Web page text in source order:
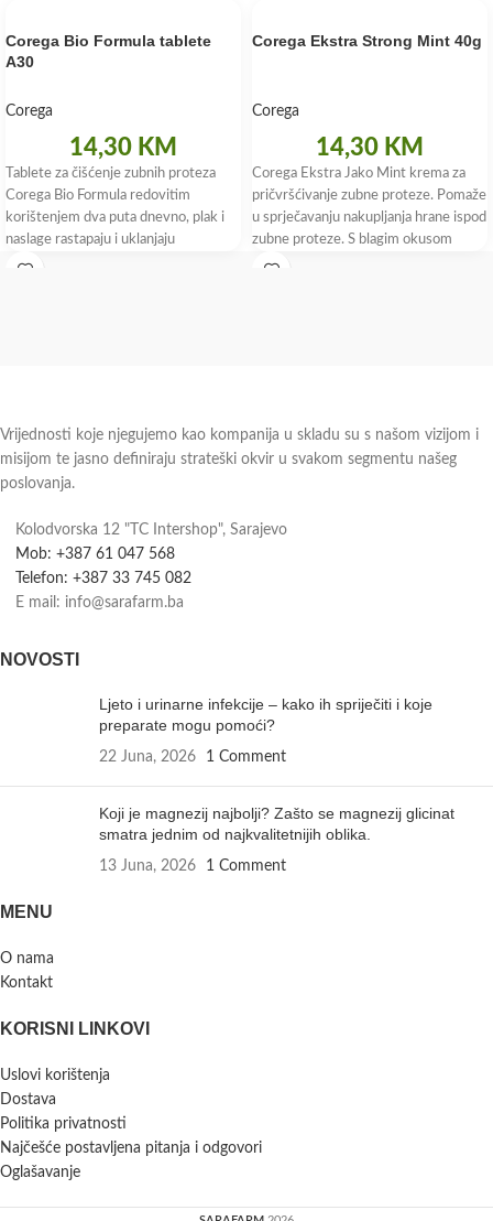
Corega Bio Formula tablete
A30
Corega
14,30 KM
Tablete za čišćenje zubnih proteza
Corega Bio Formula redovitim
korištenjem dva puta dnevno, plak i
naslage rastapaju i uklanjaju
hidrodinamično
Corega Ekstra Strong Mint 40g
Corega
14,30 KM
Corega Ekstra Jako Mint krema za
pričvršćivanje zubne proteze. Pomaže
u sprječavanju nakupljanja hrane ispod
zubne proteze. S blagim okusom
Vrijednosti koje njegujemo kao kompanija u skladu su s našom vizijom i
misijom te jasno definiraju strateški okvir u svakom segmentu našeg
poslovanja.
Kolodvorska 12 "TC Intershop", Sarajevo
Mob: +387 61 047 568
Telefon: +387 33 745 082
E mail: info@sarafarm.ba
NOVOSTI
Ljeto i urinarne infekcije – kako ih spriječiti i koje
preparate mogu pomoći?
22 Juna, 2026 1 Comment
Koji je magnezij najbolji? Zašto se magnezij glicinat
smatra jednim od najkvalitetnijih oblika.
13 Juna, 2026 1 Comment
MENU
O nama
Kontakt
KORISNI LINKOVI
Uslovi korištenja
Dostava
Politika privatnosti
Najčešće postavljena pitanja i odgovori
Oglašavanje